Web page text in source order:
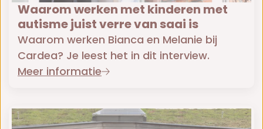
Waarom werken met kinderen met
autisme juist verre van saai is
Waarom werken Bianca en Melanie bij
Cardea? Je leest het in dit interview.
Meer informatie